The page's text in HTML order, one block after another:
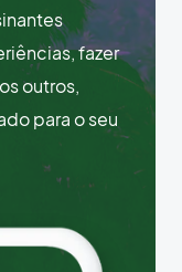
fazer
outros,
para o seu